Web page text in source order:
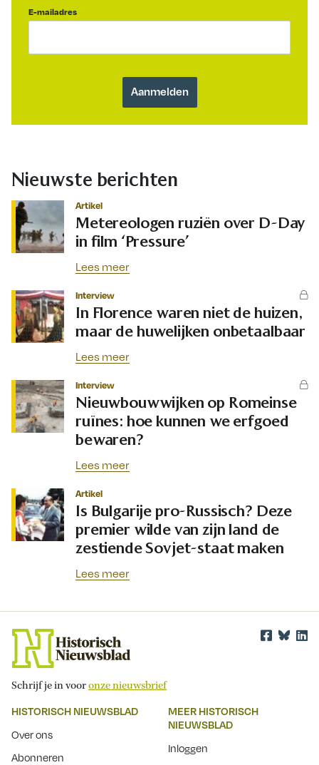
E-mailadres
Nieuwste berichten
Artikel
Metereologen ruziën over D-Day
in film ‘Pressure’
Lees meer
Interview
In Florence waren niet de huizen,
maar de huwelijken onbetaalbaar
Lees meer
Interview
Nieuwbouwwijken op Romeinse
ruïnes: hoe kunnen we erfgoed
bewaren?
Lees meer
Artikel
Is Bulgarije pro-Russisch? Deze
premier wilde van zijn land de
zestiende Sovjet-staat maken
Lees meer
Schrijf je in vooronze nieuwsbrief
HISTORISCH NIEUWSBLAD
Over ons
Abonneren
MEER HISTORISCH
NIEUWSBLAD
Inloggen